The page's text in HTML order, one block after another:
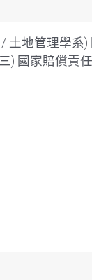
土地管理學系)
) 國家賠償責